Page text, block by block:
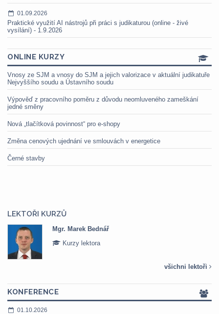
01.09.2026
Praktické využití AI nástrojů při práci s judikaturou (online - živé
vysílání) - 1.9.2026
ONLINE KURZY
Vnosy ze SJM a vnosy do SJM a jejich valorizace v aktuální judikatuře
Nejvyššího soudu a Ústavního soudu
Výpověď z pracovního poměru z důvodu neomluveného zameškání
jedné směny
Nová „tlačítková povinnost“ pro e-shopy
Změna cenových ujednání ve smlouvách v energetice
Černé stavby
LEKTOŘI KURZŮ
Mgr. Marek Bednář
Kurzy lektora
všichni lektoři
KONFERENCE
01.10.2026